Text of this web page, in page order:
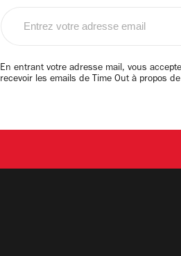
email
En entrant votre adresse mail, vous
recevoir les emails de Time Out à propos